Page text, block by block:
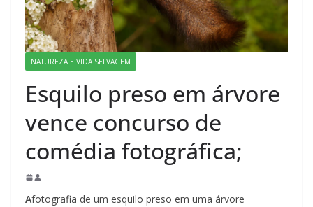
NATUREZA E VIDA SELVAGEM
Esquilo preso em árvore
vence concurso de
comédia fotográfica;
Afotografia de um esquilo preso em uma árvore